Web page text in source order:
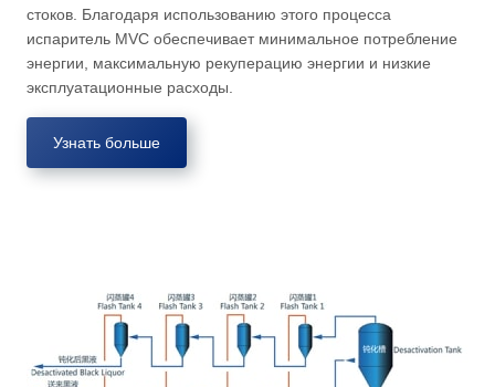
стоков. Благодаря использованию этого процесса
испаритель MVC обеспечивает минимальное потребление
энергии, максимальную рекуперацию энергии и низкие
эксплуатационные расходы.
Узнать больше